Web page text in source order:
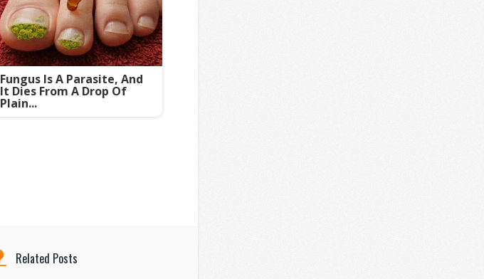
Fungus Is A Parasite, And
It Dies From A Drop Of
Plain...
Related Posts